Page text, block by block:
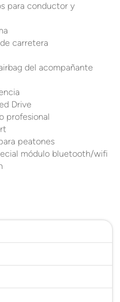
para conductor y
carretera
del acompañante
Drive
profesional
peatones
módulo bluetooth/wifi